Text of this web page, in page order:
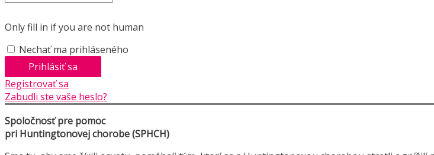
Only fill in if you are not human
Nechať ma prihláseného
Registrovať sa
Zabudli ste vaše heslo?
Spoločnosť pre pomoc
pri Huntingtonovej chorobe (SPHCH)